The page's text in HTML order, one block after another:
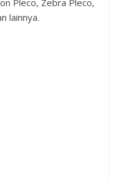
Pleco, Zebra Pleco,
lainnya.